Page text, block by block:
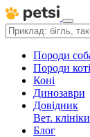
Породи
Породи
Коні
Динозаври
Довідник
Вет. клініки
Блог